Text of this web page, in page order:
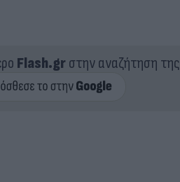
Flash.grστην αναζήτηση της